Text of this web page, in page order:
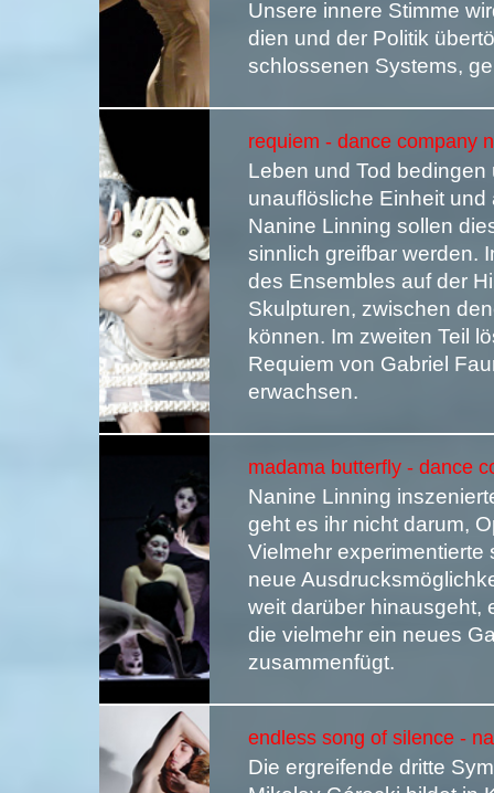
Unsere innere Stimme
dien und der Politik
schlossenen Systems,
requiem - dance company
Leben und Tod
unauflösliche Einheit
Nanine Linning sollen
sinnlich greifbar werden.
des Ensembles auf der
Skulpturen, zwischen
können. Im zweiten Teil
Requiem von Gabriel
erwachsen.
madama butterfly - dance
Nanine Linning
geht es ihr nicht darum,
Vielmehr
neue
weit darüber hinausgeht,
die vielmehr ein neues
zusammenfügt.
endless song of silence -
Die ergreifende dritte